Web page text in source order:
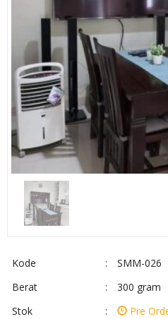
Kode :
SMM-026
Berat
:
300 gram
Stok
:
Pre